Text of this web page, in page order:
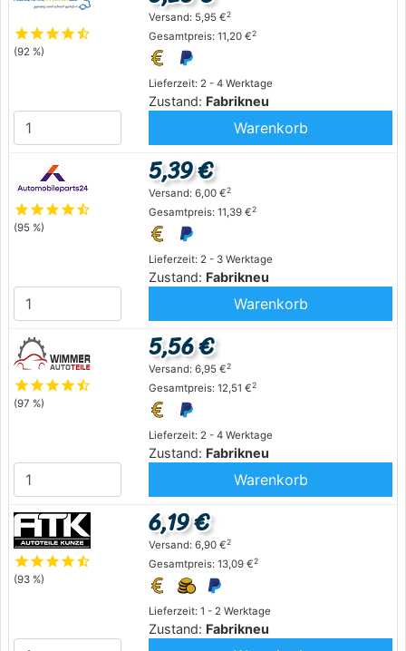
starstarstarstarstar_half
(92 %)
Lieferzeit: 2 - 4 Werktage
Zustand: Fabrikneu
Versand: 5,95 €2
Gesamtpreis: 11,20 €2
Warenkorb
starstarstarstarstar_half
(95 %)
Lieferzeit: 2 - 3 Werktage
Zustand: Fabrikneu
5,39 €
Versand: 6,00 €2
Gesamtpreis: 11,39 €2
Warenkorb
starstarstarstarstar_half
(97 %)
Lieferzeit: 2 - 4 Werktage
Zustand: Fabrikneu
5,56 €
Versand: 6,95 €2
Gesamtpreis: 12,51 €2
Warenkorb
starstarstarstarstar_half
(93 %)
Lieferzeit: 1 - 2 Werktage
Zustand: Fabrikneu
6,19 €
Versand: 6,90 €2
Gesamtpreis: 13,09 €2